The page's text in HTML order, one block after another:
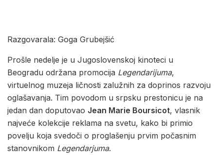
Razgovarala: Goga Grubejšić
Prošle nedelje je u Jugoslovenskoj kinoteci u
Beogradu održana promocija Legendarijuma,
virtuelnog muzeja ličnosti zalužnih za doprinos razvoju
oglašavanja. Tim povodom u srpsku prestonicu je na
jedan dan doputovao Jean Marie Boursicot, vlasnik
najveće kolekcije reklama na svetu, kako bi primio
povelju koja svedoči o proglašenju prvim počasnim
stanovnikom Legendarjuma.